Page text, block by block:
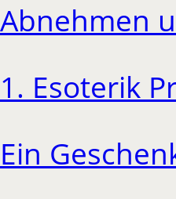
Abnehmen
1. Esoterik
Ein